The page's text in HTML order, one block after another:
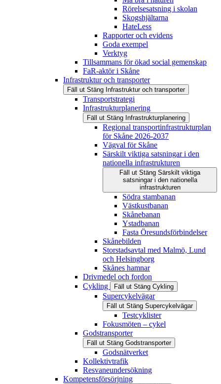
Rörelsesatsning i skolan
Skogshjältarna
HateLess
Rapporter och evidens
Goda exempel
Verktyg
Tillsammans för ökad social gemenskap
FaR-aktör i Skåne
Infrastruktur och transporter
Fäll ut Stäng Infrastruktur och transporter
Transportstrategi
Infrastrukturplanering
Fäll ut Stäng Infrastrukturplanering
Regional transportinfrastrukturplan
för Skåne 2026-2037
Vägval för Skåne
Särskilt viktiga satsningar i den
nationella infrastrukturen
Fäll ut Stäng Särskilt viktiga
satsningar i den nationella
infrastrukturen
Södra stambanan
Västkustbanan
Skånebanan
Ystadbanan
Fasta Öresundsförbindelser
Skånebilden
Storstadsavtal med Malmö, Lund
och Helsingborg
Skånes hamnar
Drivmedel och fordon
Cykling
Fäll ut Stäng Cykling
Supercykelvägar
Fäll ut Stäng Supercykelvägar
Testcyklister
Fokusmöten – cykel
Godstransporter
Fäll ut Stäng Godstransporter
Godsnätverket
Kollektivtrafik
Resvaneundersökning
Kompetensförsörjning